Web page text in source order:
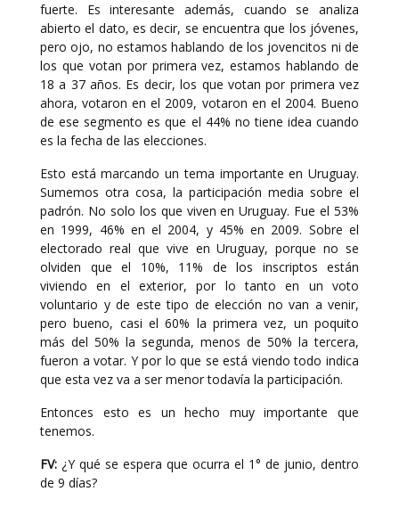
fuerte. Es interesante además, cuando se analiza
abierto el dato, es decir, se encuentra que los jóvenes,
pero ojo, no estamos hablando de los jovencitos ni de
los que votan por primera vez, estamos hablando de
18 a 37 años. Es decir, los que votan por primera vez
ahora, votaron en el 2009, votaron en el 2004. Bueno
de ese segmento es que el 44% no tiene idea cuando
es la fecha de las elecciones.
Esto está marcando un tema importante en Uruguay.
Sumemos otra cosa, la participación media sobre el
padrón. No solo los que viven en Uruguay. Fue el 53%
en 1999, 46% en el 2004, y 45% en 2009. Sobre el
electorado real que vive en Uruguay, porque no se
olviden que el 10%, 11% de los inscriptos están
viviendo en el exterior, por lo tanto en un voto
voluntario y de este tipo de elección no van a venir,
pero bueno, casi el 60% la primera vez, un poquito
más del 50% la segunda, menos de 50% la tercera,
fueron a votar. Y por lo que se está viendo todo indica
que esta vez va a ser menor todavía la participación.
Entonces esto es un hecho muy importante que
tenemos.
FV: ¿Y qué se espera que ocurra el 1° de junio, dentro
de 9 días?